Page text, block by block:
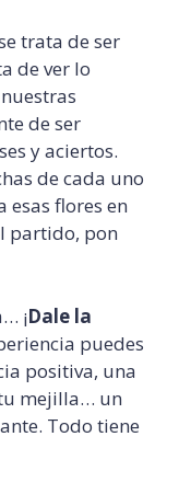
trata de ser
de ver lo
de ser
y aciertos.
de cada uno
esas flores en
partido, pon
¡Dale la
puedes
positiva, una
mejilla… un
Todo tiene